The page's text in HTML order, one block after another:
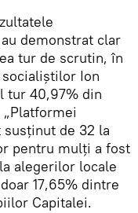
demonstrat clar
tur de scrutin, în
Ion
tur 40,97% din
de 32 la
pentru mulți a fost
alegerilor locale
17,65% dintre
Capitalei.